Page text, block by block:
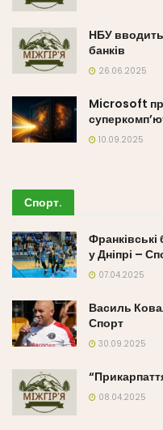
НБУ
банків
26.06.2025
Microsoft
10.09.2025
Спорт.
у Дніпрі –
07.04.2025
Василь
Спорт
30.09.2025
08.04.2025